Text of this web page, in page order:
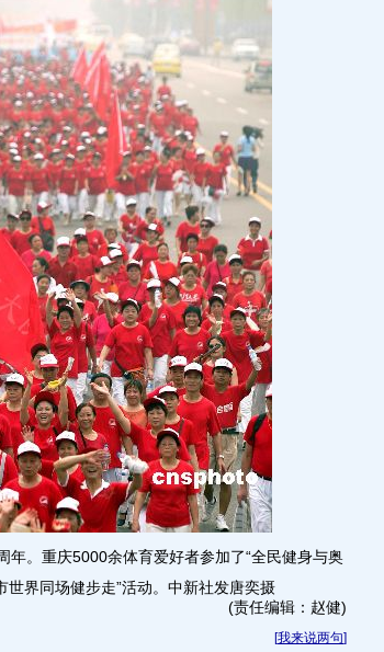
。重庆5000余体育爱好者参加了“全民健身与奥
界同场健步走”活动。中新社发唐奕摄
(责任编辑：赵健)
[我来说两句]